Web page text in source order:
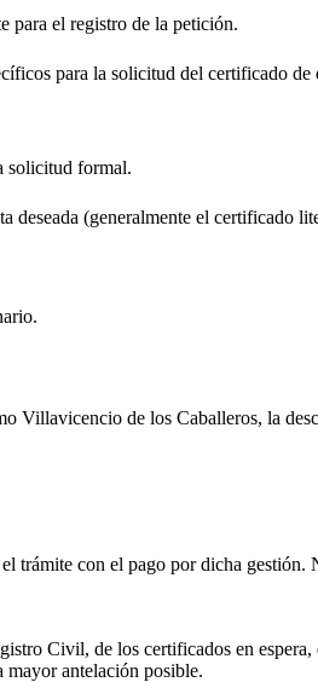
para el registro de la petición.
para la solicitud del certificado de
solicitud formal.
(generalmente el certificado
Villavicencio de los Caballeros, la
trámite con el pago por dicha gestión.
Civil, de los certificados en espera,
mayor antelación posible.